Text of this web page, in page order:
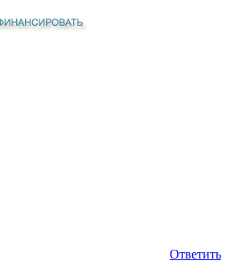
Ответить